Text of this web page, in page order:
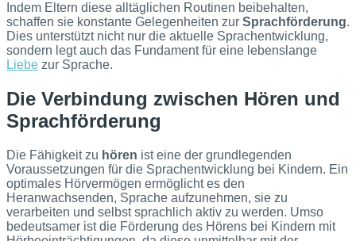
Indem Eltern diese alltäglichen Routinen beibehalten,
schaffen sie konstante Gelegenheiten zur Sprachförderung.
Dies unterstützt nicht nur die aktuelle Sprachentwicklung,
sondern legt auch das Fundament für eine lebenslange
Liebe zur Sprache.
Die Verbindung zwischen Hören und
Sprachförderung
Die Fähigkeit zu hören ist eine der grundlegenden
Voraussetzungen für die Sprachentwicklung bei Kindern. Ein
optimales Hörvermögen ermöglicht es den
Heranwachsenden, Sprache aufzunehmen, sie zu
verarbeiten und selbst sprachlich aktiv zu werden. Umso
bedeutsamer ist die Förderung des Hörens bei Kindern mit